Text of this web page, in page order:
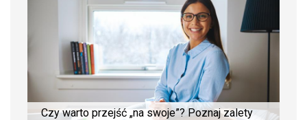
Czy warto przejść „na swoje”? Poznaj zalety